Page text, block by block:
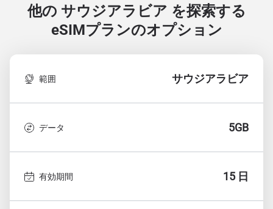
他の サウジアラビア を探索する
eSIMプランのオプション
範囲 サウジアラビア
データ 5GB
有効期間 15 日